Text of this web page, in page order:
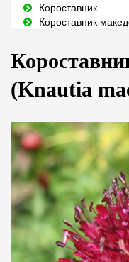
Короставник
Короставник
(Knautia